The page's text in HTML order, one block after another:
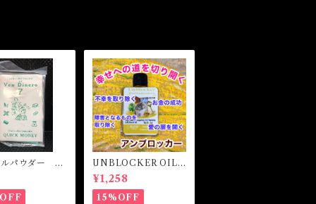
ルパウダー ク
UNBLOCKER OIL
アンブロッカーオイ
ル -障害となるもの
を取り除く-
¥1,258
15%OFF